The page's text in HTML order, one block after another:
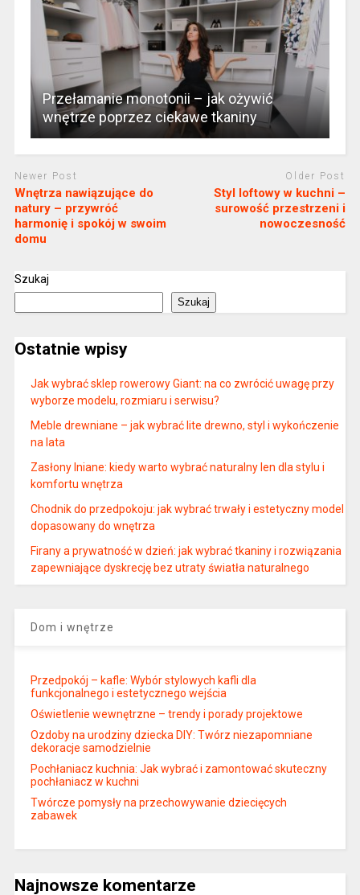
Przełamanie monotonii – jak ożywić
wnętrze poprzez ciekawe tkaniny
Newer Post
Wnętrza nawiązujące do
natury – przywróć
harmonię i spokój w swoim
domu
Older Post
Styl loftowy w kuchni –
surowość przestrzeni i
nowoczesność
Szukaj
Szukaj
Ostatnie wpisy
Jak wybrać sklep rowerowy Giant: na co zwrócić uwagę przy
wyborze modelu, rozmiaru i serwisu?
Meble drewniane – jak wybrać lite drewno, styl i wykończenie
na lata
Zasłony lniane: kiedy warto wybrać naturalny len dla stylu i
komfortu wnętrza
Chodnik do przedpokoju: jak wybrać trwały i estetyczny model
dopasowany do wnętrza
Firany a prywatność w dzień: jak wybrać tkaniny i rozwiązania
zapewniające dyskrecję bez utraty światła naturalnego
Dom i wnętrze
Przedpokój – kafle: Wybór stylowych kafli dla
funkcjonalnego i estetycznego wejścia
Oświetlenie wewnętrzne – trendy i porady projektowe
Ozdoby na urodziny dziecka DIY: Twórz niezapomniane
dekoracje samodzielnie
Pochłaniacz kuchnia: Jak wybrać i zamontować skuteczny
pochłaniacz w kuchni
Twórcze pomysły na przechowywanie dziecięcych
zabawek
Najnowsze komentarze